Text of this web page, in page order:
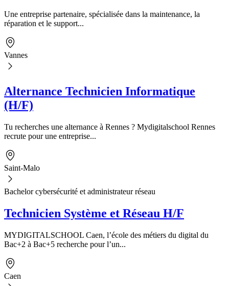
Une entreprise partenaire, spécialisée dans la maintenance, la
réparation et le support...
Vannes
Alternance Technicien Informatique
(H/F)
Tu recherches une alternance à Rennes ? Mydigitalschool Rennes
recrute pour une entreprise...
Saint-Malo
Bachelor cybersécurité et administrateur réseau
Technicien Système et Réseau H/F
MYDIGITALSCHOOL Caen, l’école des métiers du digital du
Bac+2 à Bac+5 recherche pour l’un...
Caen